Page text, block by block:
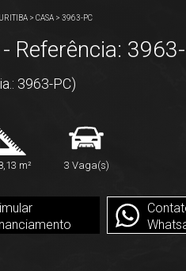
> CASA> 3963-PC
Referência:
3963-PC)
m² 3 Vaga(s)